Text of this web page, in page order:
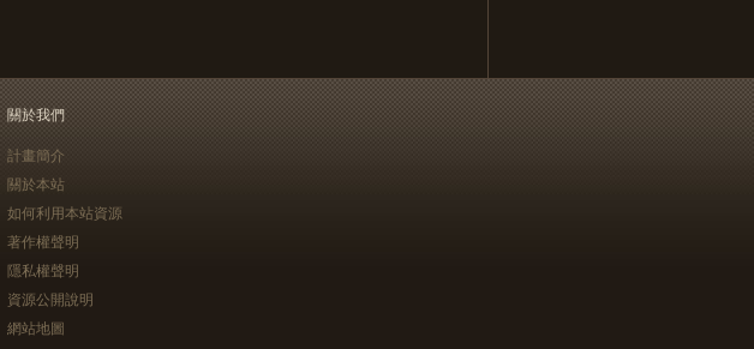
關於我們
計畫簡介
關於本站
如何利用本站資源
著作權聲明
隱私權聲明
資源公開說明
網站地圖